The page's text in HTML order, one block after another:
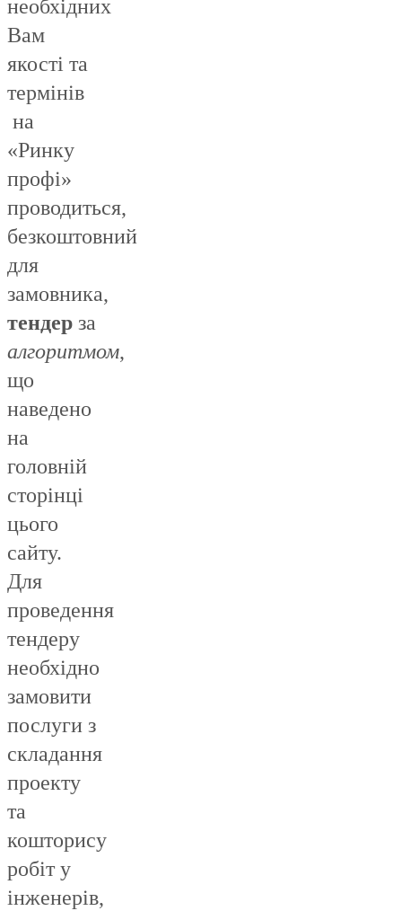
необхідних
Вам
якості та
термінів
на
«Ринку
профі»
проводиться,
безкоштовний
для
замовника,
тендер за
алгоритмом,
що
наведено
на
головній
сторінці
цього
сайту.
Для
проведення
тендеру
необхідно
замовити
послуги з
складання
проекту
та
кошторису
робіт у
інженерів,